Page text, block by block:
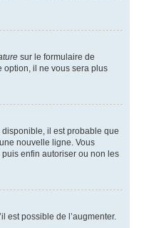
sur le formulaire de
option, il ne vous sera plus
disponible, il est probable que
nouvelle ligne. Vous
enfin autoriser ou non les
est possible de l’augmenter.